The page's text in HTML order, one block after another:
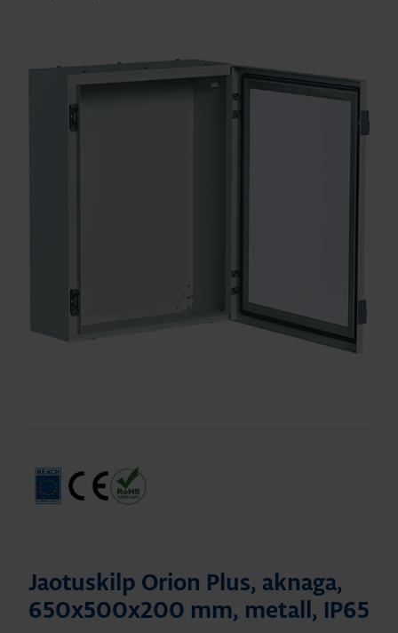
Jaotuskilp Orion Plus, aknaga,
650x500x200 mm, metall, IP65